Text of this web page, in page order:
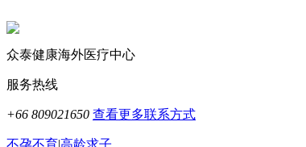
众泰健康海外医疗中心
服务热线
+66 809021650 查看更多联系方式
不孕不育|高龄求子